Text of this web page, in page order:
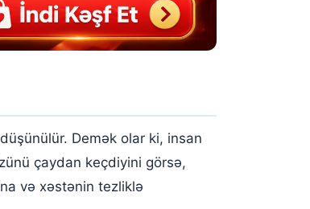
Demək olar ki, insan
çaydan keçdiyini görsə,
və xəstənin tezliklə